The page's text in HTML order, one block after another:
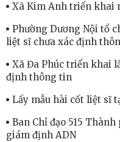
Xã Kim Anh triển khai
Phường Dương Nội tổ
liệt sĩ chưa xác định
Xã Đa Phúc triển khai
định thông tin
Lấy mẫu hài cốt liệt sĩ
Ban Chỉ đạo 515
giám định ADN